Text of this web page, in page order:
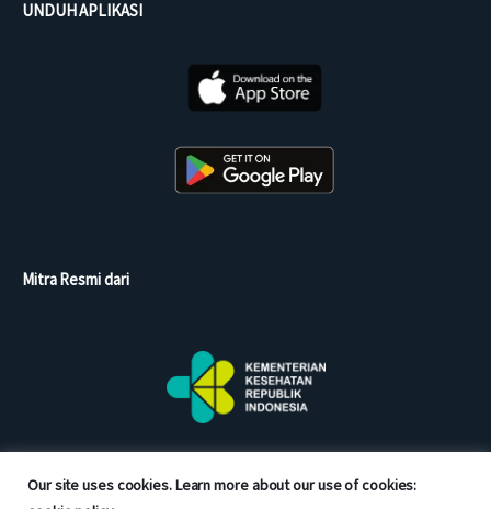
Our site uses cookies. Learn more about our use of cookies:
UNDUH APLIKASI
Mitra Resmi dari